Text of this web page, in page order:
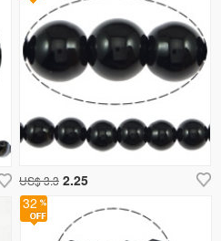
US$ 3.3 2.25
32